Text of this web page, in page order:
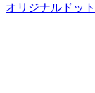
オリジナルドッ